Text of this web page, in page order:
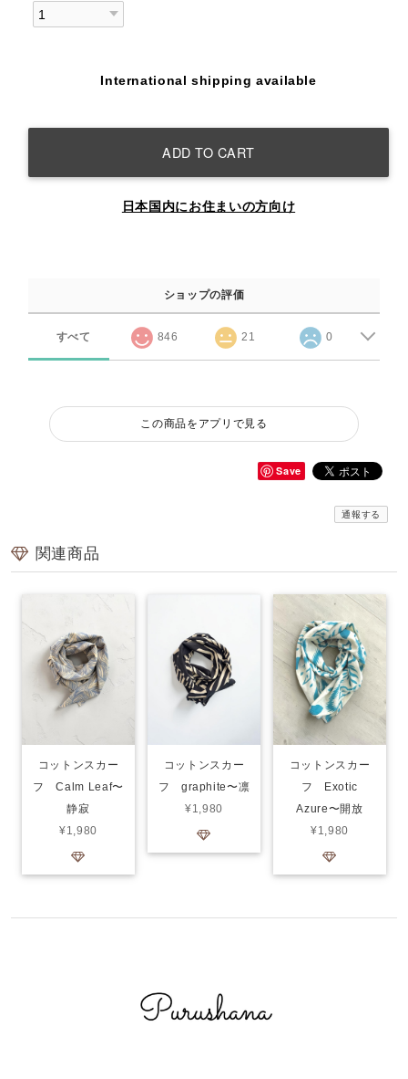
International shipping available
ADD TO CART
日本国内にお住まいの方向け
ショップの評価
すべて 846 21 0
この商品をアプリで見る
Save
通報する
関連商品
コットンスカー
フ Calm Leaf〜
静寂
¥1,980
コットンスカー
フ graphite〜凛
¥1,980
コットンスカー
フ Exotic
Azure〜開放
¥1,980